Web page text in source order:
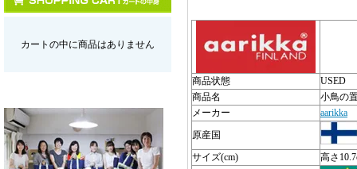
カートの中に商品はありません
商品状態
USED
商品名
小鳥の
メーカー
aarikka
原産国
サイズ(cm)
高さ